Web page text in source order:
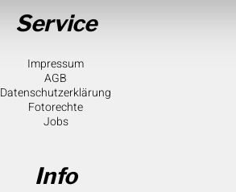
Service
Impressum
AGB
Datenschutzerklärung
Fotorechte
Jobs
Info